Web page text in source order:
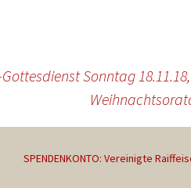
Gottesdienst Sonntag
SPENDENKONTO: Vereinigte